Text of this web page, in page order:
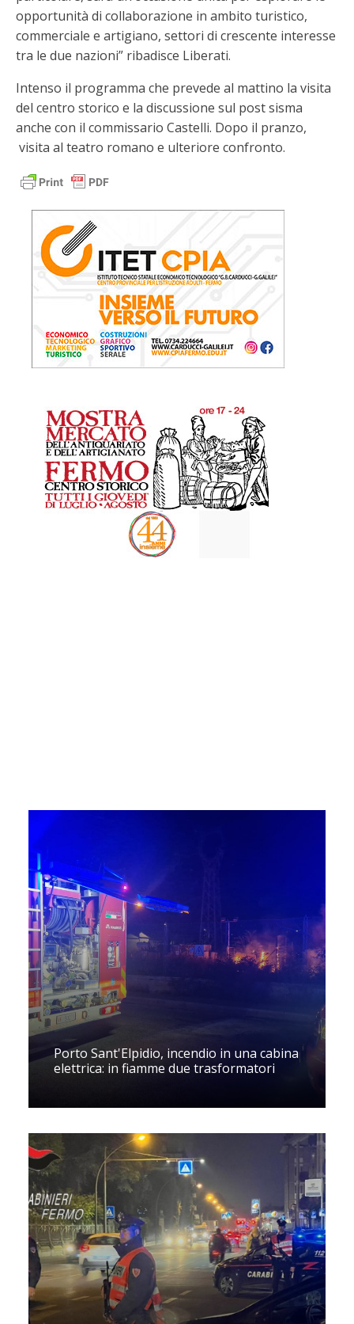
opportunità di collaborazione in ambito turistico,
commerciale e artigiano, settori di crescente interesse
tra le due nazioni” ribadisce Liberati.
Intenso il programma che prevede al mattino la visita
del centro storico e la discussione sul post sisma
anche con il commissario Castelli. Dopo il pranzo,
visita al teatro romano e ulteriore confronto.
Porto Sant'Elpidio, incendio in una cabina
elettrica: in fiamme due trasformatori